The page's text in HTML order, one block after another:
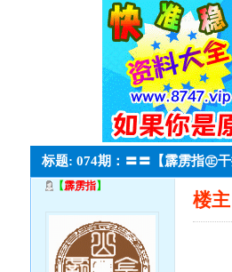
标题: 074期：〓〓【霹雳指㊣
【霹雳指】
楼主